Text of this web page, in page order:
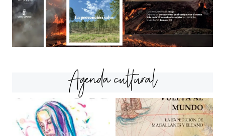
Agenda cultural